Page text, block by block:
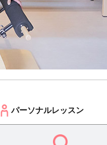
パーソナルレッスン